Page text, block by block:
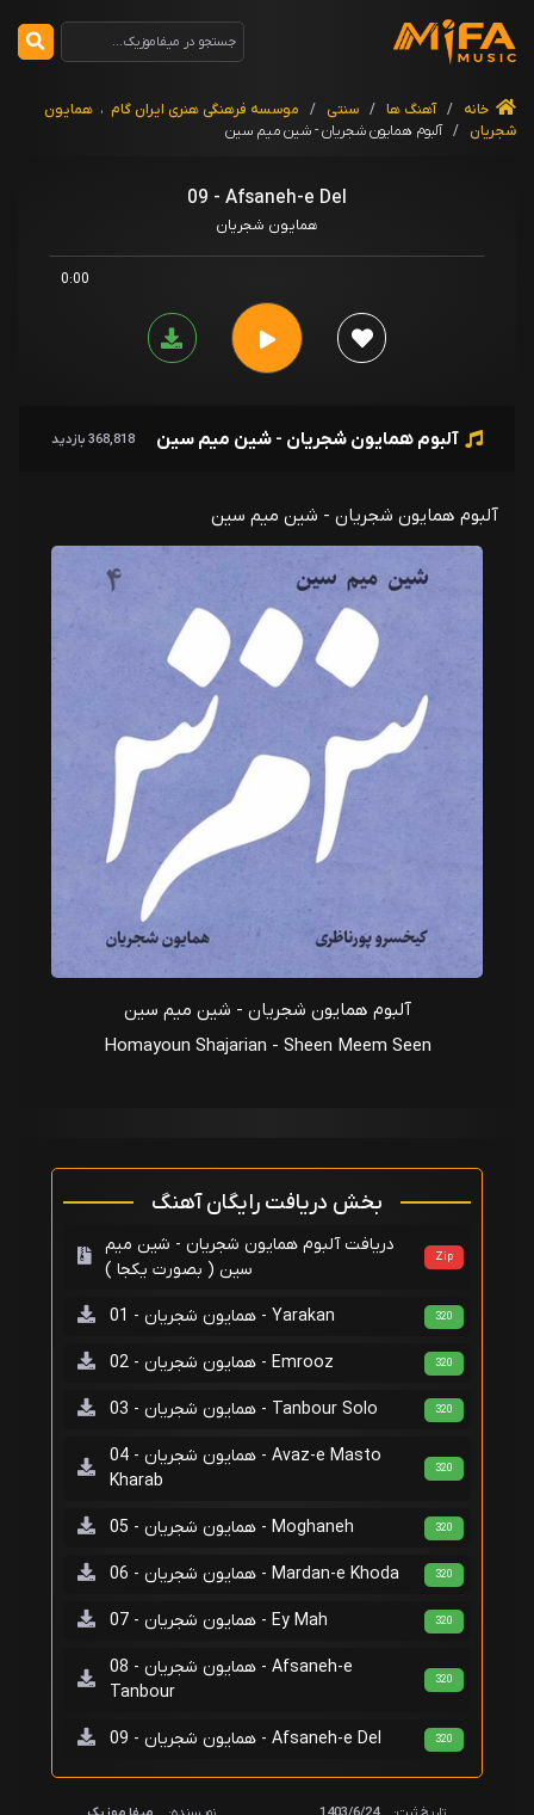
خانه / آهنگ ها / سنتی / موسسه فرهنگی هنری ایران گام ، همایون
شجریان
/ آلبوم همایون شجریان - شین میم سین
09 - Afsaneh-e Del
همایون شجریان
0:00
آلبوم همایون شجریان - شین میم سین 368,818 بازدید
آلبوم همایون شجریان - شین میم سین
آلبوم همایون شجریان - شین میم سین
Homayoun Shajarian - Sheen Meem Seen
بخش دریافت رایگان آهنگ
دریافت آلبوم همایون شجریان - شین میم
سین ( بصورت یکجا )
Zip
همایون شجریان - 01 - Yarakan 320
همایون شجریان - 02 - Emrooz 320
همایون شجریان - 03 - Tanbour Solo 320
همایون شجریان - 04 - Avaz-e Masto
Kharab
320
همایون شجریان - 05 - Moghaneh 320
همایون شجریان - 06 - Mardan-e Khoda 320
همایون شجریان - 07 - Ey Mah 320
همایون شجریان - 08 - Afsaneh-e
Tanbour
320
همایون شجریان - 09 - Afsaneh-e Del 320